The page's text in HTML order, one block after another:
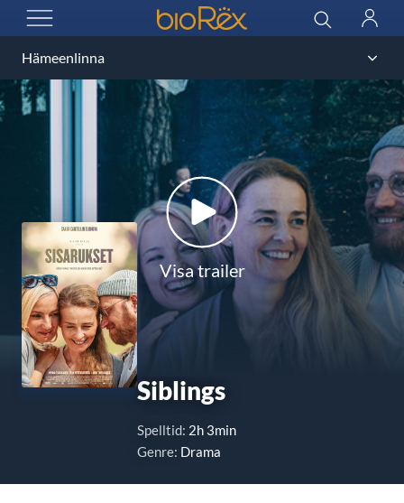
ÖPPNA MENYN
BioRex Cinemas Sök
Logga
Visa trailer
Siblings
Spelltid: 2h 3min
Genre: Drama